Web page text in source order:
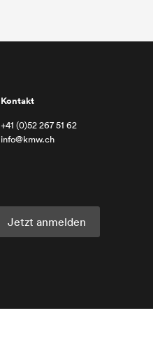
Kontakt
+41 (0)52 267 51 62
info@kmw.ch